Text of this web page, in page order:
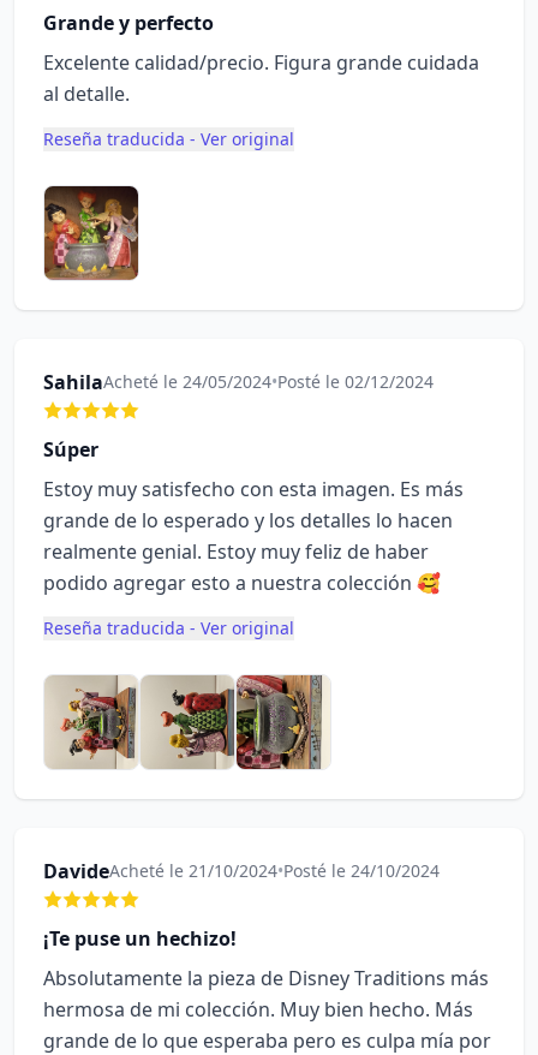
Grande y perfecto
Excelente calidad/precio. Figura grande cuidada
al detalle.
Reseña traducida - Ver original
SahilaAcheté le 24/05/2024•Posté le 02/12/2024
Súper
Estoy muy satisfecho con esta imagen. Es más
grande de lo esperado y los detalles lo hacen
realmente genial. Estoy muy feliz de haber
podido agregar esto a nuestra colección 🥰
Reseña traducida - Ver original
DavideAcheté le 21/10/2024•Posté le 24/10/2024
¡Te puse un hechizo!
Absolutamente la pieza de Disney Traditions más
hermosa de mi colección. Muy bien hecho. Más
grande de lo que esperaba pero es culpa mía por